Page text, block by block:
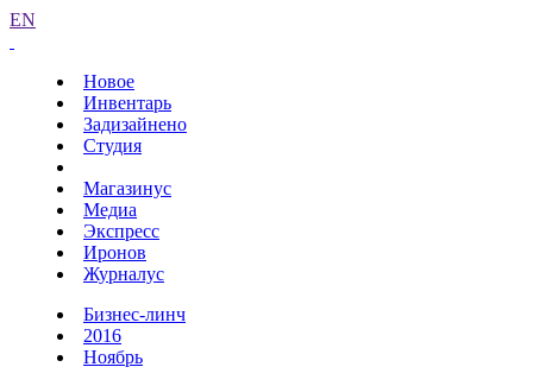
EN
Новое
Инвентарь
Задизайнено
Студия
Магазинус
Медиа
Экспресс
Иронов
Журналус
Бизнес-линч
2016
Ноябрь